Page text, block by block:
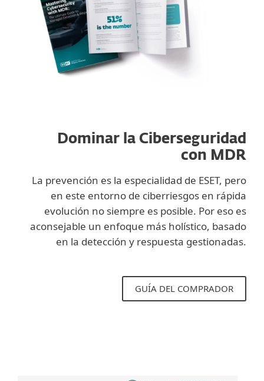
Dominar la Ciberseguridad
con MDR
La prevención es la especialidad de ESET, pero
en este entorno de ciberriesgos en rápida
evolución no siempre es posible. Por eso es
aconsejable un enfoque más holístico, basado
en la detección y respuesta gestionadas.
GUÍA DEL COMPRADOR